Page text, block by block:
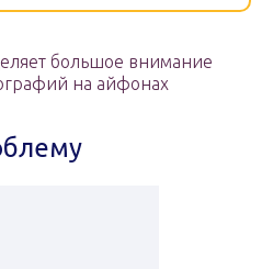
большое внимание
на айфонах